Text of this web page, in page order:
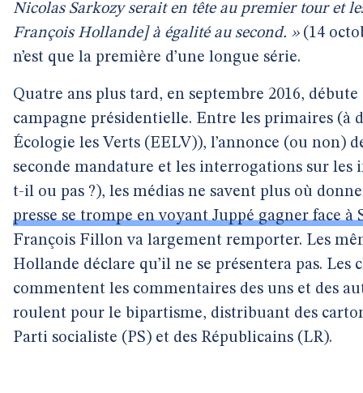
Nicolas Sarkozy serait en tête au premier tour et
François Hollande] à égalité au second. »(14
n’est que la première d’une longue série.
Quatre ans plus tard, en septembre 2016,
campagne présidentielle. Entre les primaires (à
Écologie les Verts (EELV)), l’annonce (ou non)
seconde mandature et les interrogations sur
t-il ou pas ?), les médias ne savent plus où
presse se trompe en voyant Juppé gagner face à
François Fillon va largement remporter. Les
Hollande déclare qu’il ne se présentera pas.
commentent les commentaires des uns et des
roulent pour le bipartisme, distribuant des
Parti socialiste (PS) et des Républicains (LR).